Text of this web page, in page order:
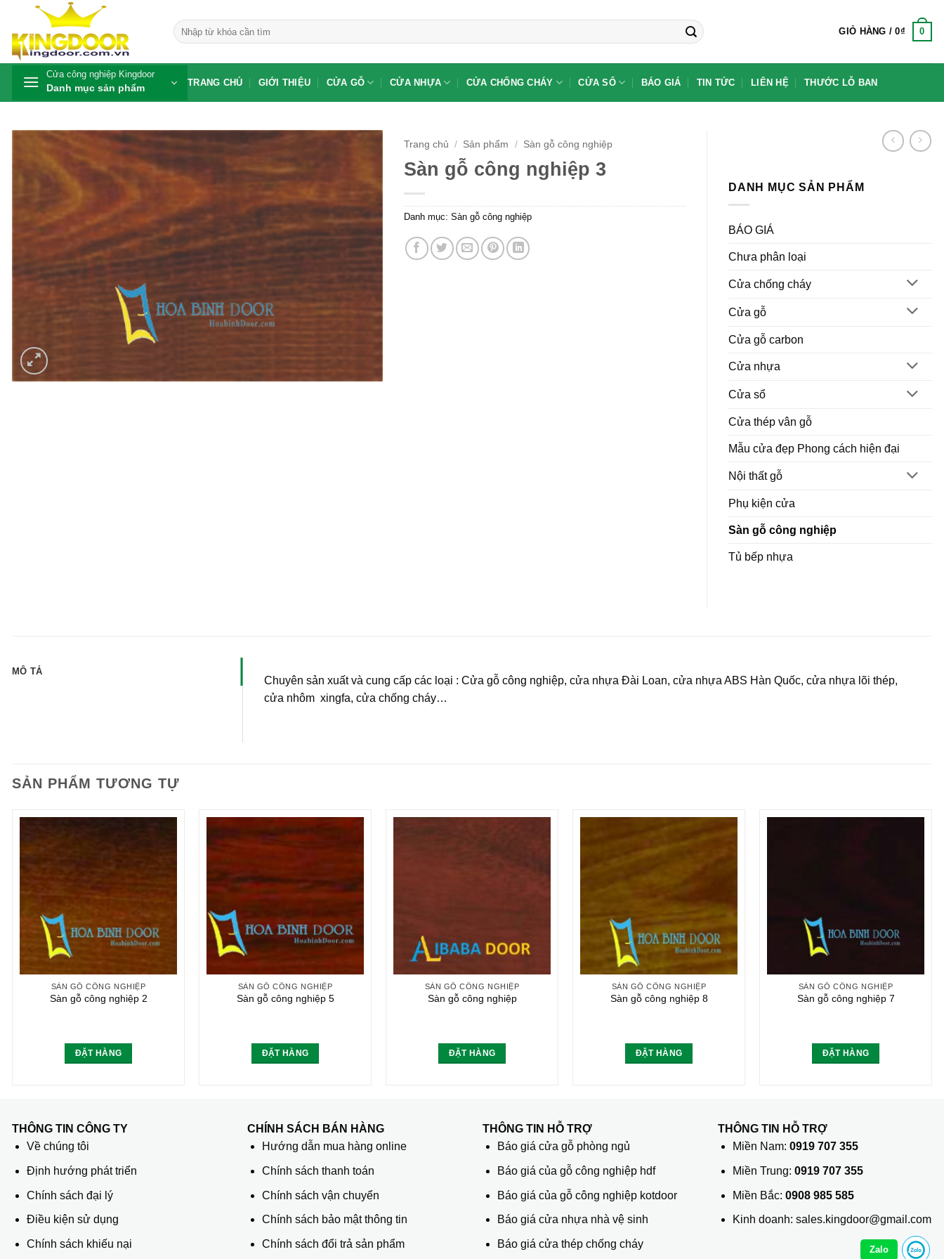
nội
dung
Tìm
kiếm:
GIỎ HÀNG /0₫ 0
Cửa công nghiệp Kingdoor
Danh mục sản phẩm TRANG CHỦ GIỚI THIỆU CỬA GỖ CỬA NHỰA CỬA CHỐNG CHÁY CỬA SỔ BÁO GIÁ TIN TỨC LIÊN HỆ THƯỚC LỖ BAN
Trang chủ / Sản phẩm / Sàn gỗ công nghiệp
Sàn gỗ công nghiệp 3
Danh mục:Sàn gỗ công nghiệp
DANH MỤC SẢN PHẨM
BÁO GIÁ
Chưa phân loại
Cửa chống cháy
Cửa gỗ
Cửa gỗ carbon
Cửa nhựa
Cửa sổ
Cửa thép vân gỗ
Mẫu cửa đẹp Phong cách hiện đại
Nội thất gỗ
Phụ kiện cửa
Sàn gỗ công nghiệp
Tủ bếp nhựa
MÔ TẢ
Chuyên sản xuất và cung cấp các loại : Cửa gỗ công nghiệp, cửa nhựa Đài Loan, cửa nhựa ABS Hàn Quốc, cửa nhựa lõi thép,
cửa nhôm xingfa, cửa chống cháy…
SẢN PHẨM TƯƠNG TỰ
SÀN GỖ CÔNG NGHIỆP
Sàn gỗ công nghiệp 2
ĐẶT HÀNG
SÀN GỖ CÔNG NGHIỆP
Sàn gỗ công nghiệp 5
ĐẶT HÀNG
SÀN GỖ CÔNG NGHIỆP
Sàn gỗ công nghiệp
ĐẶT HÀNG
SÀN GỖ CÔNG NGHIỆP
Sàn gỗ công nghiệp 8
ĐẶT HÀNG
SÀN GỖ CÔNG NGHIỆP
Sàn gỗ công nghiệp 7
ĐẶT HÀNG
THÔNG TIN CÔNG TY
Về chúng tôi
Định hướng phát triển
Chính sách đại lý
Điều kiện sử dụng
Chính sách khiếu nại
CHÍNH SÁCH BÁN HÀNG
Hướng dẫn mua hàng online
Chính sách thanh toán
Chính sách vận chuyển
Chính sách bảo mật thông tin
Chính sách đổi trả sản phẩm
THÔNG TIN HỖ TRỢ
Báo giá cửa gỗ phòng ngủ
Báo giá của gỗ công nghiệp hdf
Báo giá của gỗ công nghiệp kotdoor
Báo giá cửa nhựa nhà vệ sinh
Báo giá cửa thép chống cháy
THÔNG TIN HỖ TRỢ
Miền Nam: 0919 707 355
Miền Trung: 0919 707 355
Miền Bắc: 0908 985 585
Kinh doanh: sales.kingdoor@gmail.com
Zalo